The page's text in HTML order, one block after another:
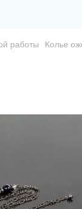
работы Колье